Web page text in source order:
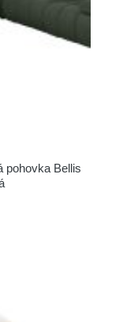
pohovka Bellis